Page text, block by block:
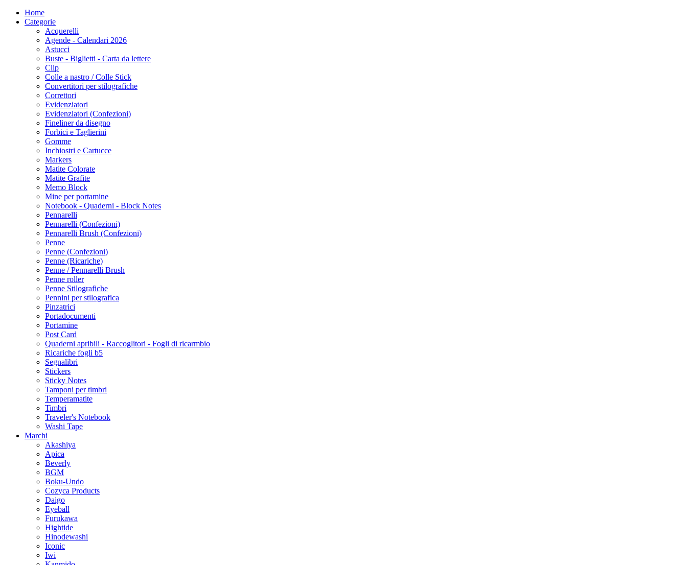
Home
Categorie
Acquerelli
Agende - Calendari 2026
Astucci
Buste - Biglietti - Carta da lettere
Clip
Colle a nastro / Colle Stick
Convertitori per stilografiche
Correttori
Evidenziatori
Evidenziatori (Confezioni)
Fineliner da disegno
Forbici e Taglierini
Gomme
Inchiostri e Cartucce
Markers
Matite Colorate
Matite Grafite
Memo Block
Mine per portamine
Notebook - Quaderni - Block Notes
Pennarelli
Pennarelli (Confezioni)
Pennarelli Brush (Confezioni)
Penne
Penne (Confezioni)
Penne (Ricariche)
Penne / Pennarelli Brush
Penne roller
Penne Stilografiche
Pennini per stilografica
Pinzatrici
Portadocumenti
Portamine
Post Card
Quaderni apribili - Raccoglitori - Fogli di ricarmbio
Ricariche fogli b5
Segnalibri
Stickers
Sticky Notes
Tamponi per timbri
Temperamatite
Timbri
Traveler's Notebook
Washi Tape
Marchi
Akashiya
Apica
Beverly
BGM
Boku-Undo
Cozyca Products
Daigo
Eyeball
Furukawa
Hightide
Hinodewashi
Iconic
Iwi